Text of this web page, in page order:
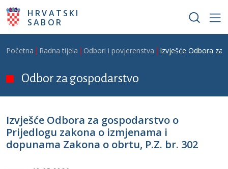
Skoči na glavni sadržaj
HRVATSKI
SABOR
Breadcrumb
Početna Radna tijela Odbori i povjerenstva Izvješće Odbora za
Odbor za gospodarstvo
Izvješće Odbora za gospodarstvo o
Prijedlogu zakona o izmjenama i
dopunama Zakona o obrtu, P.Z. br. 302